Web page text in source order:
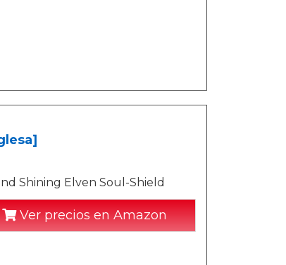
Shining Elven Soul-Shield
Ver precios en Amazon